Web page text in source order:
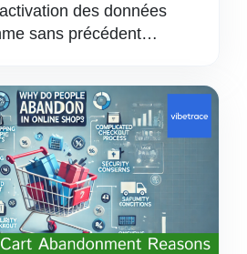
des données
sans précédent…